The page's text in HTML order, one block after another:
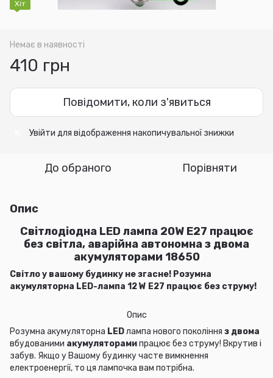
Хіт
Немає в наявності
410 грн
Повідомити, коли з'явиться
Увійти для відображення накопичувальної знижки
До обраного Порівняти
Опис
Світлодіодна LED лампа 20W E27 працює
без світла, аварійна автономна з двома
акумуляторами 18650
Світло у вашому будинку не згасне! Розумна
акумуляторна LED-лампа 12 W E27 працює без струму!
Опис
Розумна акумуляторна LEDлампа нового покоління з двома
вбудованими акумуляторамипрацює без струму! Вкрутив і
забув. Якщо у Вашому будинку часте вимкнення
електроенергії, то ця лампочка вам потрібна.